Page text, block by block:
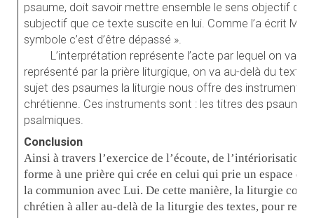
psaume, doit savoir mettre ensemble le sens objectif du
subjectif que ce texte suscite en lui. Comme l’a écrit M.D.
symbole c’est d’être dépassé ».
L’interprétation représente l’acte par lequel on va
représenté par la prière liturgique, on va au-delà du texte.
sujet des psaumes la liturgie nous offre des instruments
chrétienne. Ces instruments sont : les titres des
psalmiques.
Conclusion
Ainsi à travers l’exercice de l’écoute, de l’intériorisation
forme à une prière qui crée en celui qui prie un espace
la communion avec Lui. De cette manière, la liturgie
chrétien à aller au-delà de la liturgie des textes, pour